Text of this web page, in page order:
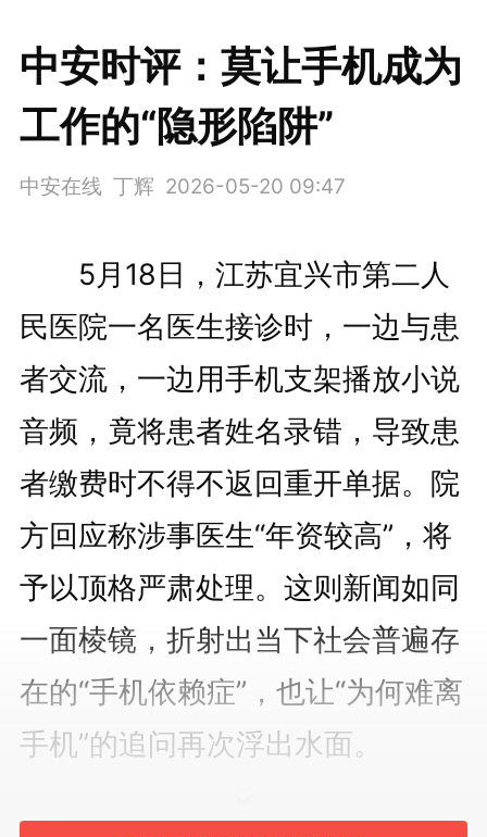
中安时评：莫让手机成为
工作的“隐形陷阱”
中安在线 丁辉 2026-05-20 09:47
5月18日，江苏宜兴市第二人
民医院一名医生接诊时，一边与患
者交流，一边用手机支架播放小说
音频，竟将患者姓名录错，导致患
者缴费时不得不返回重开单据。院
方回应称涉事医生“年资较高”，将
予以顶格严肃处理。这则新闻如同
一面棱镜，折射出当下社会普遍存
在的“手机依赖症”，也让“为何难离
手机”的追问再次浮出水面。